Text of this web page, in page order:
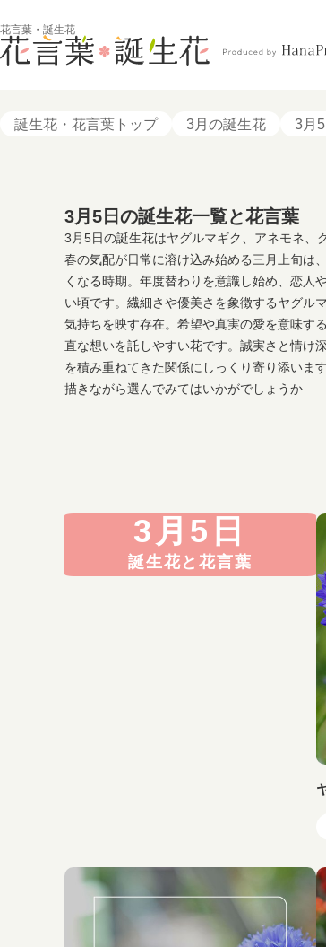
花言葉・誕生花
誕生花・花言葉トップ 3月の誕生花 3月
3月5日の誕生花一覧と花言葉
3月5日の誕生花はヤグルマギク、アネモネ、
春の気配が日常に溶け込み始める三月上旬は
くなる時期。年度替わりを意識し始め、恋人
い頃です。繊細さや優美さを象徴するヤグル
気持ちを映す存在。希望や真実の愛を意味す
直な想いを託しやすい花です。誠実さと情け
を積み重ねてきた関係にしっくり寄り添いま
描きながら選んでみてはいかがでしょうか
3月5日
誕生花と花言葉